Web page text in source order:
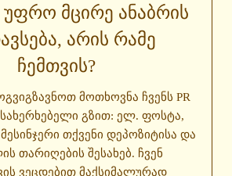
ᲣᲤᲠᲝ ᲛᲪᲘᲠᲔ ᲐᲜᲐᲑᲠᲘᲡ
ᲐᲠᲘᲡ ᲠᲐᲛᲔ
ᲩᲔᲛᲗᲕᲘᲡ?
მოთხოვნა ჩვენს PR
გზით: ელ. ფოსტა,
თქვენი დეპოზიტისა და
თარიღების შესახებ. ჩვენ
ვეცდებით მაქსიმალურად